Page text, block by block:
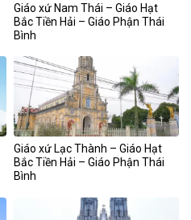
Giáo xứ Nam Thái – Giáo Hạt
Bắc Tiền Hải – Giáo Phận Thái
Bình
Giáo xứ Lạc Thành – Giáo Hạt
Bắc Tiền Hải – Giáo Phận Thái
Bình